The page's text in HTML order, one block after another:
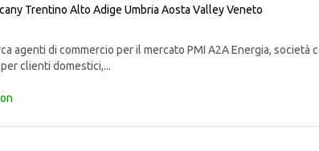
Trentino Alto Adige Umbria Aosta ValleyVeneto
agenti di commercio per il mercato PMI A2A Energia,
clienti domestici,...